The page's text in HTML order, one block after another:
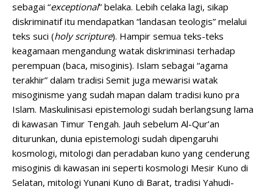
sebagai “exceptional” belaka. Lebih celaka lagi, sikap
diskriminatif itu mendapatkan “landasan teologis” melalui
teks suci (holy scripture). Hampir semua teks-teks
keagamaan mengandung watak diskriminasi terhadap
perempuan (baca, misoginis). Islam sebagai “agama
terakhir” dalam tradisi Semit juga mewarisi watak
misoginisme yang sudah mapan dalam tradisi kuno pra
Islam. Maskulinisasi epistemologi sudah berlangsung lama
di kawasan Timur Tengah. Jauh sebelum Al-Qur’an
diturunkan, dunia epistemologi sudah dipengaruhi
kosmologi, mitologi dan peradaban kuno yang cenderung
misoginis di kawasan ini seperti kosmologi Mesir Kuno di
Selatan, mitologi Yunani Kuno di Barat, tradisi Yahudi-